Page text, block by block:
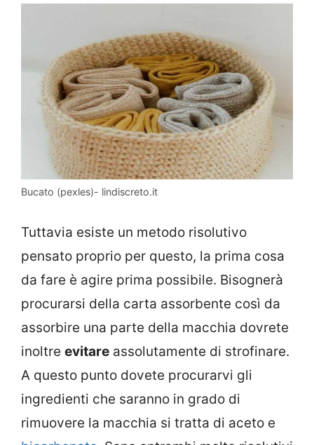
Bucato (pexles)- lindiscreto.it
Tuttavia esiste un metodo risolutivo
pensato proprio per questo, la prima cosa
da fare è agire prima possibile. Bisognerà
procurarsi della carta assorbente così da
assorbire una parte della macchia dovrete
inoltre evitare assolutamente di strofinare.
A questo punto dovete procurarvi gli
ingredienti che saranno in grado di
rimuovere la macchia si tratta di aceto e